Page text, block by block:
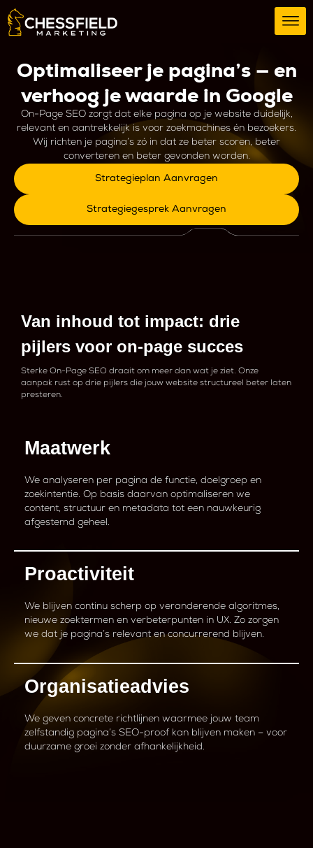
Optimaliseer je pagina’s — en
verhoog je waarde in Google
On-Page SEO zorgt dat elke pagina op je website duidelijk,
relevant en aantrekkelijk is voor zoekmachines én bezoekers.
Wij richten je pagina’s zó in dat ze beter scoren, beter
converteren en beter gevonden worden.
Strategieplan Aanvragen
Strategiegesprek Aanvragen
Van inhoud tot impact: drie
pijlers voor on-page succes
Sterke On-Page SEO draait om meer dan wat je ziet. Onze
aanpak rust op drie pijlers die jouw website structureel beter laten
presteren.
Maatwerk
We analyseren per pagina de functie, doelgroep en
zoekintentie. Op basis daarvan optimaliseren we
content, structuur en metadata tot een nauwkeurig
afgestemd geheel.
Proactiviteit
We blijven continu scherp op veranderende algoritmes,
nieuwe zoektermen en verbeterpunten in UX. Zo zorgen
we dat je pagina’s relevant en concurrerend blijven.
Organisatieadvies
We geven concrete richtlijnen waarmee jouw team
zelfstandig pagina’s SEO-proof kan blijven maken – voor
duurzame groei zonder afhankelijkheid.